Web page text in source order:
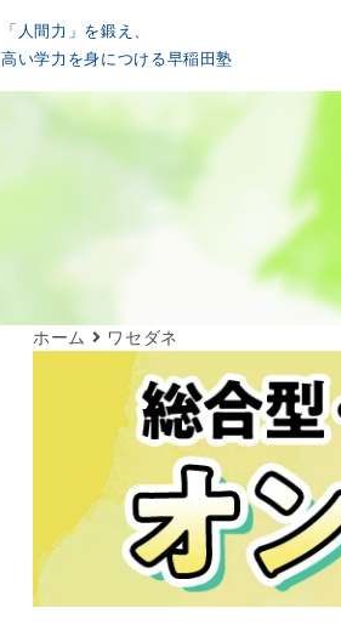
「人間力」を鍛え、
高い学力を身につける早稲田塾
ホーム ワセダネ